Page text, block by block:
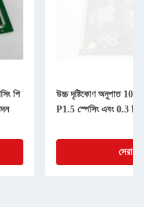
পি
উচ্চ দৃষ্টিকোণ অনুপাত 10
P1.5 স্পেসিং এবং 0.3
সেরা